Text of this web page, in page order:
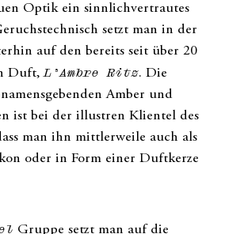
Optik ein sinnlichvertrautes
setzt man in der
auf den bereits seit über 20
Duft‚L’Ambre Ritz. Die
Amber und
ist bei der illustren Klientel des
man ihn mittlerweile auch als
oder in Form einer Duftkerze
Gruppe setzt man auf die